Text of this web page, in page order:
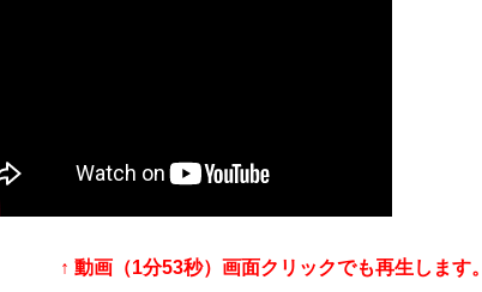
↑ 動画（1分53秒）画面クリックでも再生します。